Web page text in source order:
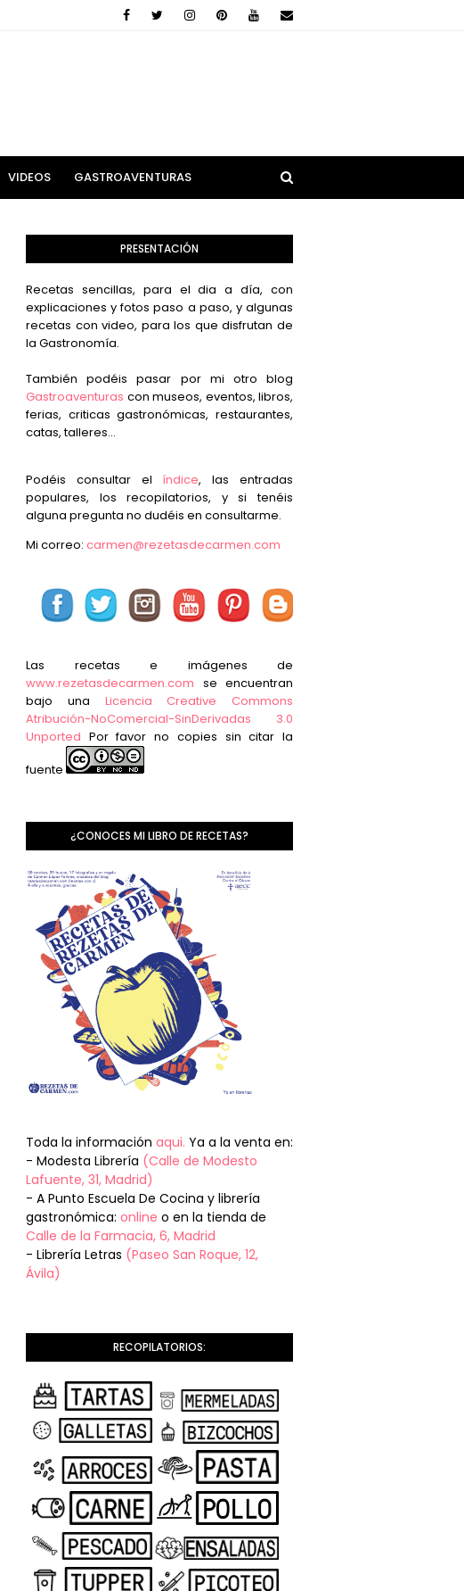
VIDEOS GASTROAVENTURAS
PRESENTACIÓN
Recetas sencillas, para el dia a día, con
explicaciones y fotos paso a paso, y algunas
recetas con video, para los que disfrutan de
la Gastronomía.
También podéis pasar por mi otro blog
Gastroaventuras con museos, eventos, libros,
ferias, criticas gastronómicas, restaurantes,
catas, talleres...
Podéis consultar el índice, las entradas
populares, los recopilatorios, y si tenéis
alguna pregunta no dudéis en consultarme.
Mi correo: carmen@rezetasdecarmen.com
Las recetas e imágenes de
www.rezetasdecarmen.com se encuentran
bajo una Licencia Creative Commons
Atribución-NoComercial-SinDerivadas 3.0
Unported Por favor no copies sin citar la
fuente
¿CONOCES MI LIBRO DE RECETAS?
Toda la información aqui. Ya a la venta en:
- Modesta Librería (Calle de Modesto
Lafuente, 31, Madrid)
- A Punto Escuela De Cocina y librería
gastronómica: online o en la tienda de
Calle de la Farmacia, 6, Madrid
- Librería Letras (Paseo San Roque, 12,
Ávila)
RECOPILATORIOS: